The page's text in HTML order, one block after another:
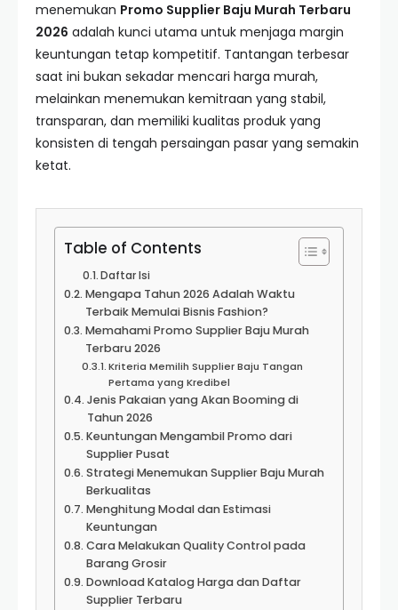
menemukan Promo Supplier Baju Murah Terbaru
2026 adalah kunci utama untuk menjaga margin
keuntungan tetap kompetitif. Tantangan terbesar
saat ini bukan sekadar mencari harga murah,
melainkan menemukan kemitraan yang stabil,
transparan, dan memiliki kualitas produk yang
konsisten di tengah persaingan pasar yang semakin
ketat.
Table of Contents
Daftar Isi
Mengapa Tahun 2026 Adalah Waktu
Terbaik Memulai Bisnis Fashion?
Memahami Promo Supplier Baju Murah
Terbaru 2026
Kriteria Memilih Supplier Baju Tangan
Pertama yang Kredibel
Jenis Pakaian yang Akan Booming di
Tahun 2026
Keuntungan Mengambil Promo dari
Supplier Pusat
Strategi Menemukan Supplier Baju Murah
Berkualitas
Menghitung Modal dan Estimasi
Keuntungan
Cara Melakukan Quality Control pada
Barang Grosir
Download Katalog Harga dan Daftar
Supplier Terbaru